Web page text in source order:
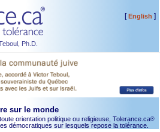
Ph.D.
[English ]
sur le monde
orientation politique ou religieuse, Tolerance.ca®
démocratiques sur lesquels repose la tolérance.